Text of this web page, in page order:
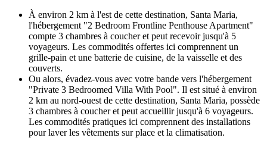
À environ 2 km à l'est de cette destination, Santa Maria,
l'hébergement "2 Bedroom Frontline Penthouse Apartment"
compte 3 chambres à coucher et peut recevoir jusqu'à 5
voyageurs. Les commodités offertes ici comprennent un
grille-pain et une batterie de cuisine, de la vaisselle et des
couverts.
Ou alors, évadez-vous avec votre bande vers l'hébergement
"Private 3 Bedroomed Villa With Pool". Il est situé à environ
2 km au nord-ouest de cette destination, Santa Maria, possède
3 chambres à coucher et peut accueillir jusqu'à 6 voyageurs.
Les commodités pratiques ici comprennent des installations
pour laver les vêtements sur place et la climatisation.